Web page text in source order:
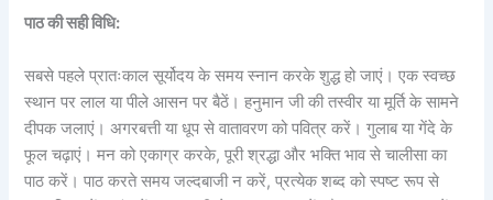
पाठ की सही विधि:
सबसे पहले प्रातःकाल सूर्योदय के समय स्नान करके शुद्ध हो जाएं। एक स्वच्छ
स्थान पर लाल या पीले आसन पर बैठें। हनुमान जी की तस्वीर या मूर्ति के सामने
दीपक जलाएं। अगरबत्ती या धूप से वातावरण को पवित्र करें। गुलाब या गेंदे के
फूल चढ़ाएं। मन को एकाग्र करके, पूरी श्रद्धा और भक्ति भाव से चालीसा का
पाठ करें। पाठ करते समय जल्दबाजी न करें, प्रत्येक शब्द को स्पष्ट रूप से